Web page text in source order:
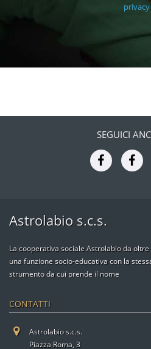
privacy
SEGUICI
Astrolabio s.c.s.
La cooperativa sociale Astrolabio da
una funzione socio-educativa con la
strumento da cui prende il nome
CONTATTI
Astrolabio s.c.s.
Piazza Roma, 3